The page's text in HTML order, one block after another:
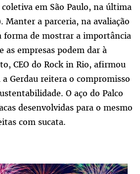
em São Paulo, na última
a parceria, na avaliação
forma de mostrar a importância
as empresas podem dar à
CEO do Rock in Rio, afirmou
Gerdau reitera o compromisso
O aço do Palco
desenvolvidas para o mesmo
com sucata.